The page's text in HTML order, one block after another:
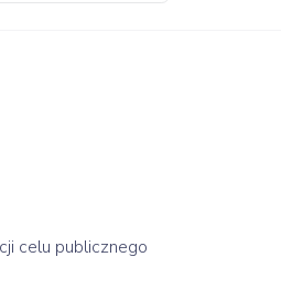
celu publicznego